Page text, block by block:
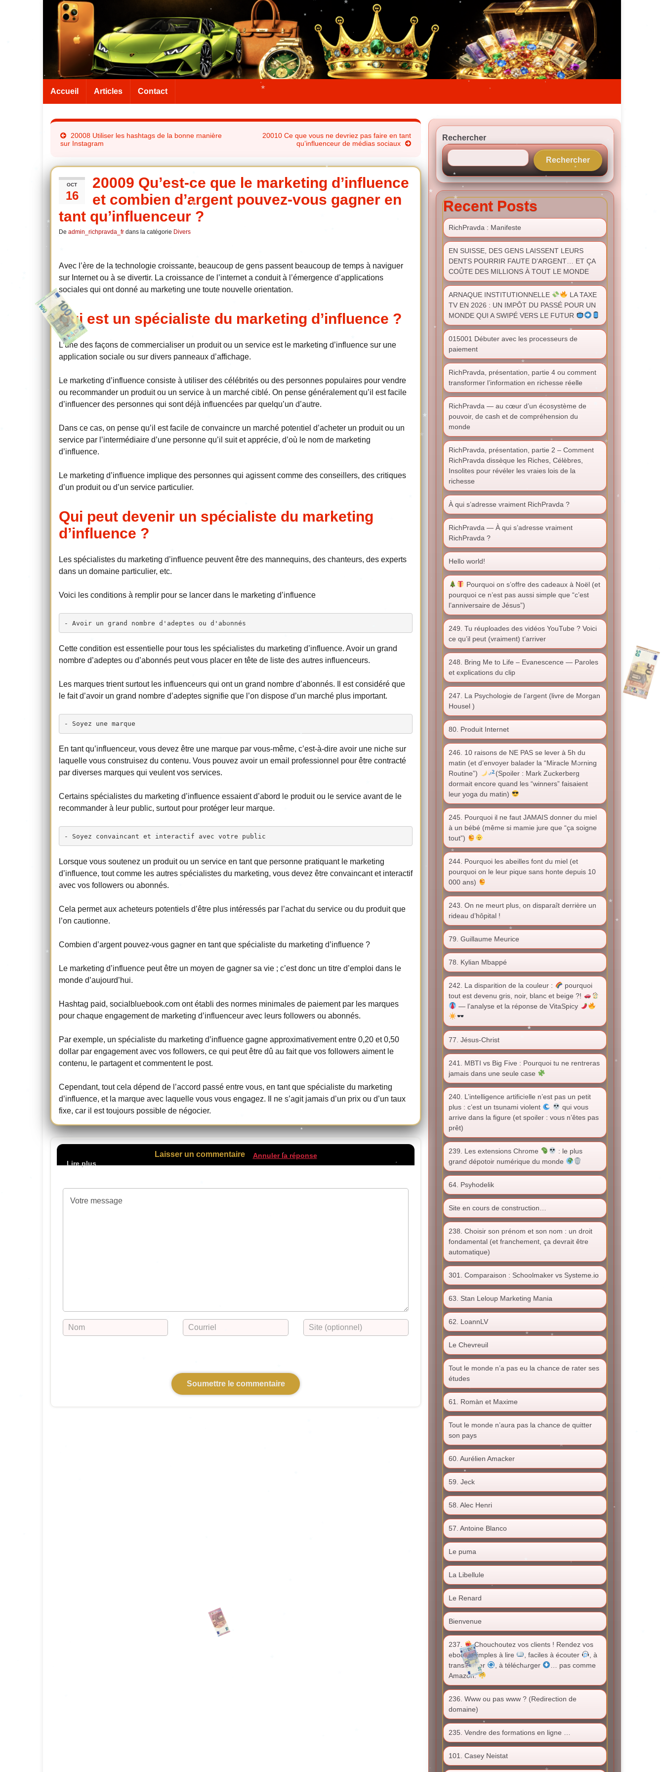
Accueil Articles Contact
20008 Utiliser les hashtags de la bonne manière
sur Instagram
20010 Ce que vous ne devriez pas faire en tant
qu’influenceur de médias sociaux
OCT
16
20009 Qu’est-ce que le marketing d’influence
et combien d’argent pouvez-vous gagner en
tant qu’influenceur ?
De admin_richpravda_fr dans la catégorie Divers
Avec l’ère de la technologie croissante, beaucoup de gens passent beaucoup de temps à naviguer
sur Internet ou à se divertir. La croissance de l’internet a conduit à l’émergence d’applications
sociales qui ont donné au marketing une toute nouvelle orientation.
Qui est un spécialiste du marketing d’influence ?
L’une des façons de commercialiser un produit ou un service est le marketing d’influence sur une
application sociale ou sur divers panneaux d’affichage.
Le marketing d’influence consiste à utiliser des célébrités ou des personnes populaires pour vendre
ou recommander un produit ou un service à un marché ciblé. On pense généralement qu’il est facile
d’influencer des personnes qui sont déjà influencées par quelqu’un d’autre.
Dans ce cas, on pense qu’il est facile de convaincre un marché potentiel d’acheter un produit ou un
service par l’intermédiaire d’une personne qu’il suit et apprécie, d’où le nom de marketing
d’influence.
Le marketing d’influence implique des personnes qui agissent comme des conseillers, des critiques
d’un produit ou d’un service particulier.
Qui peut devenir un spécialiste du marketing
d’influence ?
Les spécialistes du marketing d’influence peuvent être des mannequins, des chanteurs, des experts
dans un domaine particulier, etc.
Voici les conditions à remplir pour se lancer dans le marketing d’influence
- Avoir un grand nombre d'adeptes ou d'abonnés
Cette condition est essentielle pour tous les spécialistes du marketing d’influence. Avoir un grand
nombre d’adeptes ou d’abonnés peut vous placer en tête de liste des autres influenceurs.
Les marques trient surtout les influenceurs qui ont un grand nombre d’abonnés. Il est considéré que
le fait d’avoir un grand nombre d’adeptes signifie que l’on dispose d’un marché plus important.
- Soyez une marque
En tant qu’influenceur, vous devez être une marque par vous-même, c’est-à-dire avoir une niche sur
laquelle vous construisez du contenu. Vous pouvez avoir un email professionnel pour être contracté
par diverses marques qui veulent vos services.
Certains spécialistes du marketing d’influence essaient d’abord le produit ou le service avant de le
recommander à leur public, surtout pour protéger leur marque.
- Soyez convaincant et interactif avec votre public
Lorsque vous soutenez un produit ou un service en tant que personne pratiquant le marketing
d’influence, tout comme les autres spécialistes du marketing, vous devez être convaincant et interactif
avec vos followers ou abonnés.
Cela permet aux acheteurs potentiels d’être plus intéressés par l’achat du service ou du produit que
l’on cautionne.
Combien d’argent pouvez-vous gagner en tant que spécialiste du marketing d’influence ?
Le marketing d’influence peut être un moyen de gagner sa vie ; c’est donc un titre d’emploi dans le
monde d’aujourd’hui.
Hashtag paid, socialbluebook.com ont établi des normes minimales de paiement par les marques
pour chaque engagement de marketing d’influenceur avec leurs followers ou abonnés.
Par exemple, un spécialiste du marketing d’influence gagne approximativement entre 0,20 et 0,50
dollar par engagement avec vos followers, ce qui peut être dû au fait que vos followers aiment le
contenu, le partagent et commentent le post.
Cependant, tout cela dépend de l’accord passé entre vous, en tant que spécialiste du marketing
d’influence, et la marque avec laquelle vous vous engagez. Il ne s’agit jamais d’un prix ou d’un taux
fixe, car il est toujours possible de négocier.
Laisser un commentaire Annuler la réponse
Rechercher
Rechercher
Recent Posts
RichPravda : Manifeste
EN SUISSE, DES GENS LAISSENT LEURS
DENTS POURRIR FAUTE D’ARGENT… ET ÇA
COÛTE DES MILLIONS À TOUT LE MONDE
ARNAQUE INSTITUTIONNELLE
LA TAXE
TV EN 2026 : UN IMPÔT DU PASSÉ POUR UN
MONDE QUI A SWIPÉ VERS LE FUTUR
015001 Débuter avec les processeurs de
paiement
RichPravda, présentation, partie 4 ou comment
transformer l’information en richesse réelle
RichPravda — au cœur d’un écosystème de
pouvoir, de cash et de compréhension du
monde
RichPravda, présentation, partie 2 – Comment
RichPravda dissèque les Riches, Célèbres,
Insolites pour révéler les vraies lois de la
richesse
À qui s’adresse vraiment RichPravda ?
RichPravda — À qui s’adresse vraiment
RichPravda ?
Hello world!
Pourquoi on s’offre des cadeaux à Noël (et
pourquoi ce n’est pas aussi simple que “c’est
l’anniversaire de Jésus”)
249. Tu réuploades des vidéos YouTube ? Voici
ce qu’il peut (vraiment) t’arriver
248. Bring Me to Life – Evanescence — Paroles
et explications du clip
247. La Psychologie de l’argent (livre de Morgan
Housel )
80. Produit Internet
246. 10 raisons de NE PAS se lever à 5h du
matin (et d’envoyer balader la “Miracle Morning
Routine”)
(Spoiler : Mark Zuckerberg
dormait encore quand les “winners” faisaient
leur yoga du matin)
245. Pourquoi il ne faut JAMAIS donner du miel
à un bébé (même si mamie jure que “ça soigne
tout”)
244. Pourquoi les abeilles font du miel (et
pourquoi on le leur pique sans honte depuis 10
000 ans)
243. On ne meurt plus, on disparaît derrière un
rideau d’hôpital !
79. Guillaume Meurice
78. Kylian Mbappé
242. La disparition de la couleur :
pourquoi
tout est devenu gris, noir, blanc et beige ?!
— l’analyse et la réponse de VitaSpicy
77. Jésus-Christ
241. MBTI vs Big Five : Pourquoi tu ne rentreras
jamais dans une seule case
240. L’intelligence artificielle n’est pas un petit
plus : c’est un tsunami violent
qui vous
arrive dans la figure (et spoiler : vous n’êtes pas
prêt)
239. Les extensions Chrome
: le plus
grand dépotoir numérique du monde
64. Psyhodelik
Site en cours de construction…
238. Choisir son prénom et son nom : un droit
fondamental (et franchement, ça devrait être
automatique)
301. Comparaison : Schoolmaker vs Systeme.io
63. Stan Leloup Marketing Mania
62. LoannLV
Le Chevreuil
Tout le monde n’a pas eu la chance de rater ses
études
61. Romàn et Maxime
Tout le monde n’aura pas la chance de quitter
son pays
60. Aurélien Amacker
59. Jeck
58. Alec Henri
57. Antoine Blanco
Le puma
La Libellule
Le Renard
Bienvenue
237.
Chouchoutez vos clients ! Rendez vos
ebooks simples à lire
, faciles à écouter
, à
transformer
, à télécharger
… pas comme
Amazon.
236. Www ou pas www ? (Redirection de
domaine)
235. Vendre des formations en ligne …
101. Casey Neistat